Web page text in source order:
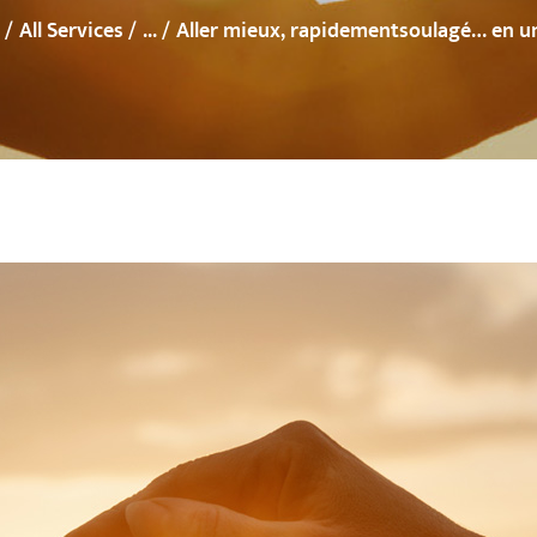
All Services ... Aller mieux, rapidementsoulagé… en